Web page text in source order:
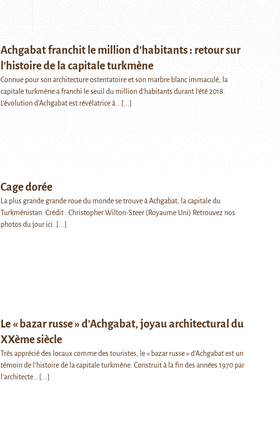
Achgabat franchit le million d’habitants : retour sur
l’histoire de la capitale turkmène
Connue pour son architecture ostentatoire et son marbre blanc immaculé, la
capitale turkmène a franchi le seuil du million d’habitants durant l’été 2018.
L’évolution d’Achgabat est révélatrice à…
[...]
Cage dorée
La plus grande grande roue du monde se trouve à Achgabat, la capitale du
Turkménistan. Crédit : Christopher Wilton-Steer (Royaume Uni) Retrouvez nos
photos du jour ici.
[...]
Le « bazar russe » d’Achgabat, joyau architectural du
XXème siècle
Très apprécié des locaux comme des touristes, le « bazar russe » d’Achgabat est un
témoin de l’histoire de la capitale turkmène. Construit à la fin des années 1970 par
l’architecte…
[...]